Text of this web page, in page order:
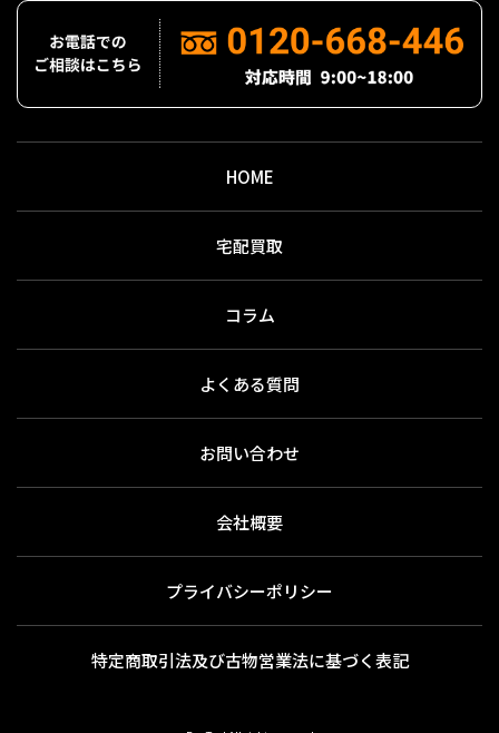
HOME
宅配買取
コラム
よくある質問
お問い合わせ
会社概要
プライバシーポリシー
特定商取引法及び古物営業法に基づく表記